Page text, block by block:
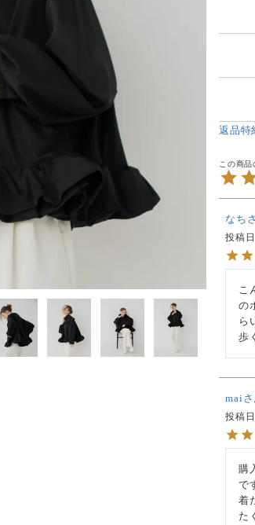
返品特
なち
投稿日
こ
の
ら
歩
mai
投稿日
購
で
着
た